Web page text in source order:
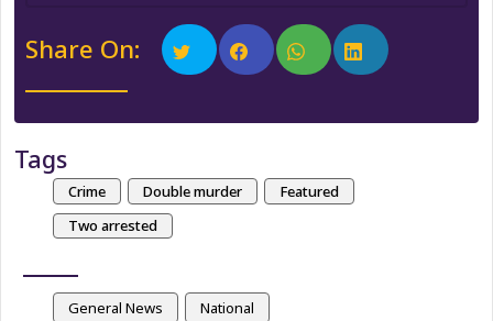
Share On:
Tags
Crime Double murder
Featured
Two arrested
General News National